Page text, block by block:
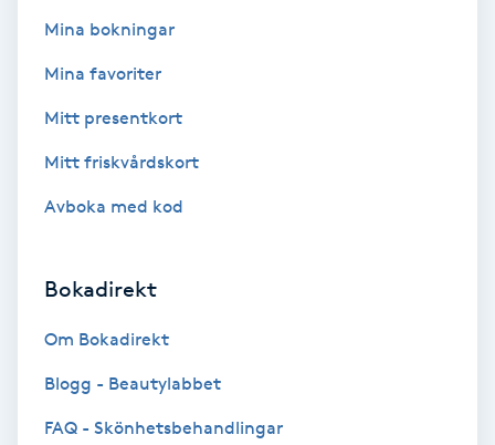
Dermapen
Extensions borttagning
Mina bokningar
Mina favoriter
Mitt presentkort
Mitt friskvårdskort
Avboka med kod
Bokadirekt
Om Bokadirekt
Blogg - Beautylabbet
FAQ - Skönhetsbehandlingar